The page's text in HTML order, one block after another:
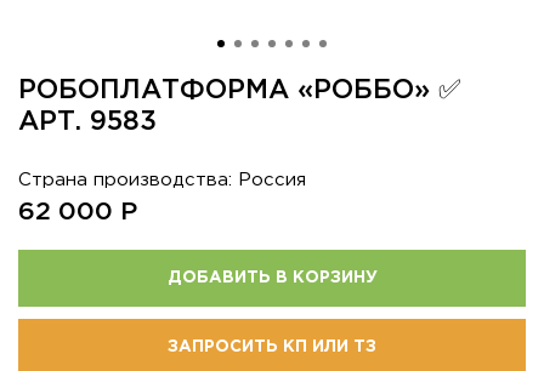
РОБОПЛАТФОРМА «РОББО» ✅
АРТ. 9583
Страна производства: Россия
62 000 Р
ДОБАВИТЬ В КОРЗИНУ
ЗАПРОСИТЬ КП ИЛИ ТЗ